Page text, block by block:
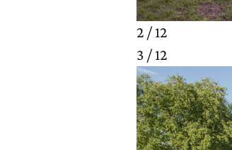
2 / 12
3 / 12